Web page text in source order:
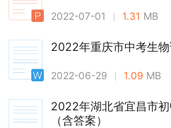
2022-07-01 1.31 MB
2022年重庆市中考生物
2022-06-29 1.09 MB
2022年湖北省宜昌市
（含答案）